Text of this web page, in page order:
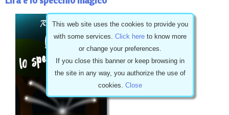
This web site uses the cookies to provide you
with some services. Click hereto know more
or change your preferences.
If you close this banner or keep browsing in
the site in any way, you authorize the use of
cookies. Close